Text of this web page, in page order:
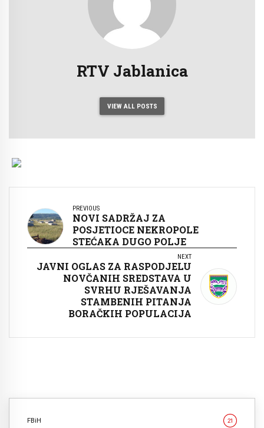
RTV Jablanica
VIEW ALL POSTS
PREVIOUS
NOVI SADRŽAJ ZA
POSJETIOCE NEKROPOLE
STEĆAKA DUGO POLJE
NEXT
JAVNI OGLAS ZA RASPODJELU
NOVČANIH SREDSTAVA U
SVRHU RJEŠAVANJA
STAMBENIH PITANJA
BORAČKIH POPULACIJA
FBiH 21